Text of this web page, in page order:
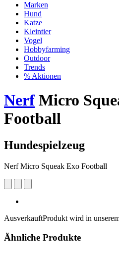
Marken
Hund
Katze
Kleintier
Vogel
Hobbyfarming
Outdoor
Trends
% Aktionen
Nerf Micro
Football
Hundespielzeug
Nerf Micro Squeak Exo Football
AusverkauftProdukt wird in
Ähnliche Produkte